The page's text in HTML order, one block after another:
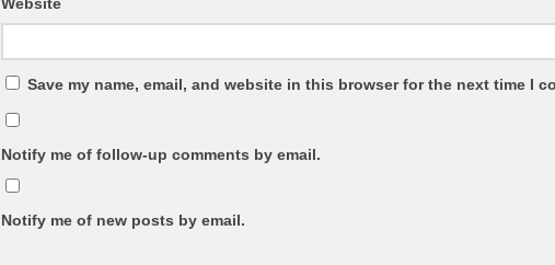
Save my name, email, and website in this browser for the next time I
Notify me of follow-up comments by email.
Notify me of new posts by email.